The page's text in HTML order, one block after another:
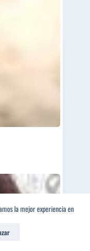
la mejor experiencia en